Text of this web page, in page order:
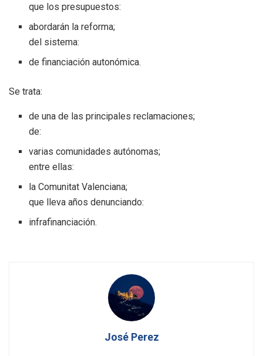
que los presupuestos:
abordarán la reforma;
del sistema:
de financiación autonómica.
Se trata:
de una de las principales reclamaciones;
de:
varias comunidades autónomas;
entre ellas:
la Comunitat Valenciana;
que lleva años denunciando:
infrafinanciación.
José Perez